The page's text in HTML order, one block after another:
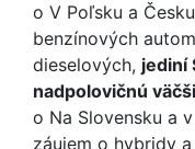
o V Poľsku a
benzínových
dieselových, jediní
nadpolovičnú
o Na Slovensku a
záujem o hybridy